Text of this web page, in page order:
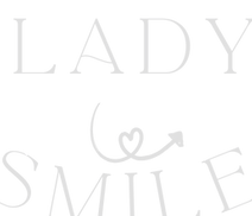
Über sich
selbst Lachen
Können...